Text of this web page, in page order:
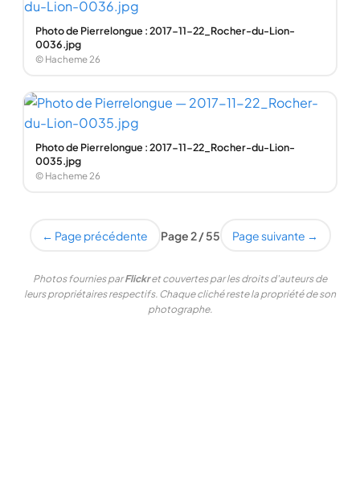
Photo de Pierrelongue : 2017-11-22_Rocher-du-Lion-
0036.jpg
© Hacheme 26
Photo de Pierrelongue : 2017-11-22_Rocher-du-Lion-
0035.jpg
© Hacheme 26
← Page précédente Page 2 / 55 Page suivante →
Photos fournies parFlickret couvertes par les droits d'auteurs de
leurs propriétaires respectifs. Chaque cliché reste la propriété de son
photographe.